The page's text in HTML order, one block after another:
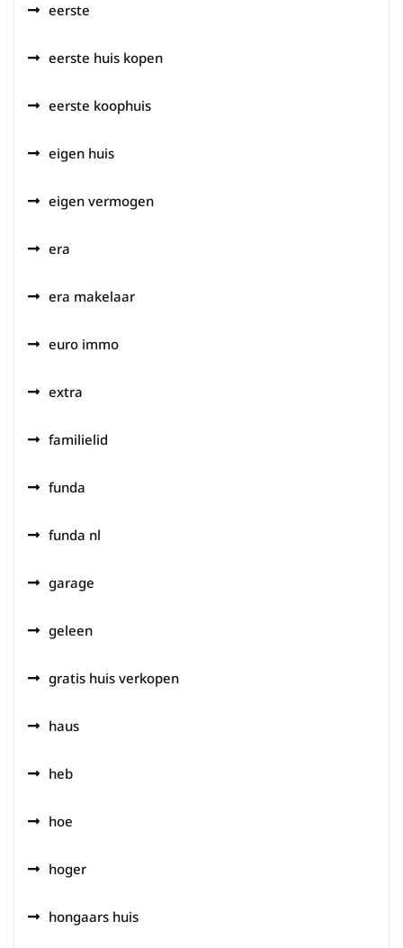
eerste
eerste huis kopen
eerste koophuis
eigen huis
eigen vermogen
era
era makelaar
euro immo
extra
familielid
funda
funda nl
garage
geleen
gratis huis verkopen
haus
heb
hoe
hoger
hongaars huis